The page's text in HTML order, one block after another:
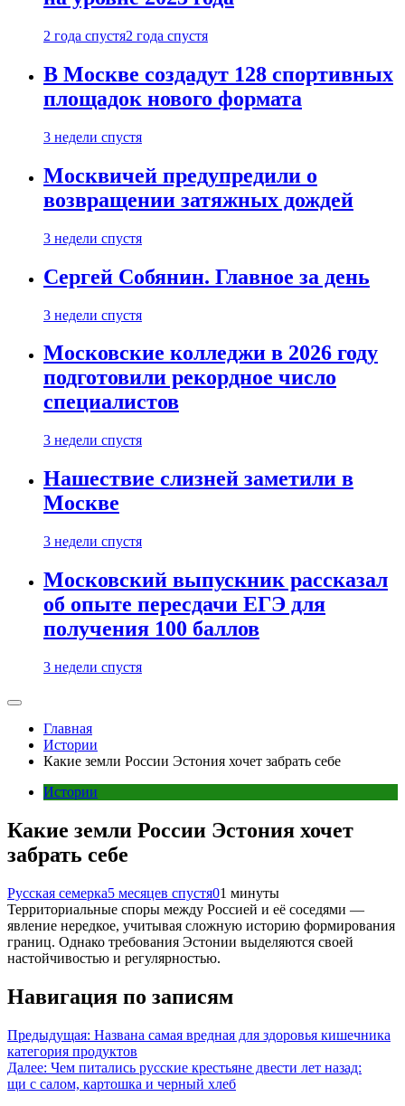
2 года спустя2 года спустя
В Москве создадут 128 спортивных
площадок нового формата
3 недели спустя
Москвичей предупредили о
возвращении затяжных дождей
3 недели спустя
Сергей Собянин. Главное за день
3 недели спустя
Московские колледжи в 2026 году
подготовили рекордное число
специалистов
3 недели спустя
Нашествие слизней заметили в
Москве
3 недели спустя
Московский выпускник рассказал
об опыте пересдачи ЕГЭ для
получения 100 баллов
3 недели спустя
Главная
Истории
Какие земли России Эстония хочет забрать себе
Истории
Какие земли России Эстония хочет
забрать себе
Русская семерка5 месяцев спустя01 минуты
Территориальные споры между Россией и её соседями —
явление нередкое, учитывая сложную историю формирования
границ. Однако требования Эстонии выделяются своей
настойчивостью и регулярностью.
Навигация по записям
Предыдущая: Названа самая вредная для здоровья кишечника
категория продуктов
Далее: Чем питались русские крестьяне двести лет назад:
щи с салом, картошка и черный хлеб